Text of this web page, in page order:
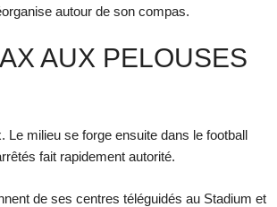
autour de son compas.
AUX PELOUSES
Le milieu se forge ensuite dans le football
fait rapidement autorité.
de ses centres téléguidés au Stadium et